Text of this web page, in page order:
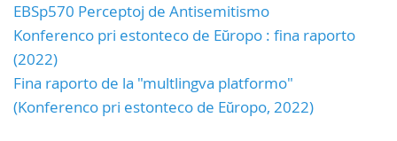
EBSp570 Perceptoj de Antisemitismo
Konferenco pri estonteco de Eŭropo : fina raporto
(2022)
Fina raporto de la "multlingva platformo"
(Konferenco pri estonteco de Eŭropo, 2022)